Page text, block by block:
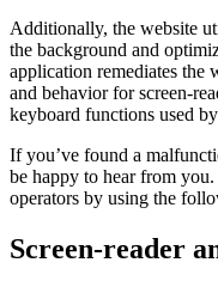
Additionally, the website
the background and
application remediates the
and behavior for screen-
keyboard functions used
If you’ve found a
be happy to hear from you.
operators by using the
Screen-reader